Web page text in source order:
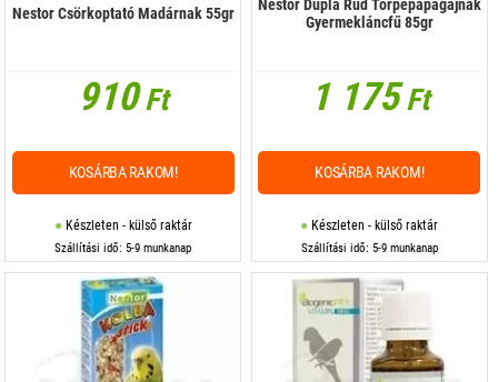
Nestor Csörkoptató Madárnak 55gr
910Ft
Készleten - külső raktár
Szállítási idő: 5-9 munkanap
KOSÁRBA RAKOM!
Nestor Dupla Rúd Törpepapagájnak
Gyermekláncfű 85gr
1 175Ft
Készleten - külső raktár
Szállítási idő: 5-9 munkanap
KOSÁRBA RAKOM!